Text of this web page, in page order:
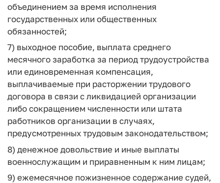
объединением за время исполнения
государственных или общественных
обязанностей;
7) выходное пособие, выплата среднего
месячного заработка за период трудоустройства
или единовременная компенсация,
выплачиваемые при расторжении трудового
договора в связи с ликвидацией организации
либо сокращением численности или штата
работников организации в случаях,
предусмотренных трудовым законодательством;
8) денежное довольствие и иные выплаты
военнослужащим и приравненным к ним лицам;
9) ежемесячное пожизненное содержание судей,